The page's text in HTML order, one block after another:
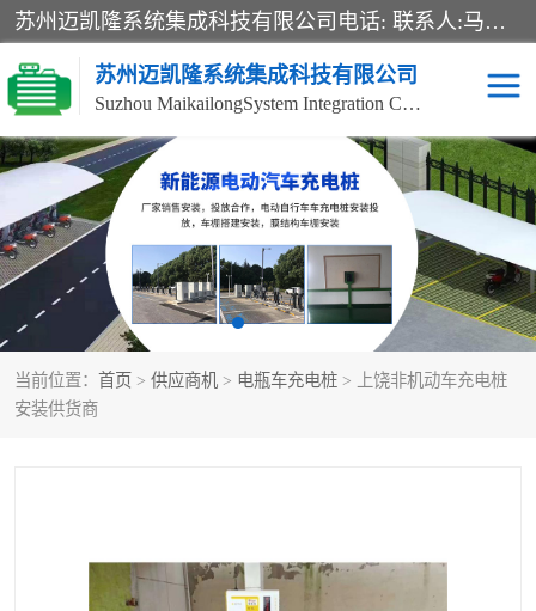
苏州迈凯隆系统集成科技有限公司电话: 联系人:马杰森 销售安装视频监控、报警系统、电话交换机、门禁考勤、巡更系统、呼叫对讲系统、停车场道闸、智能家居、广播系统、综合布线、办公设备、电子商务软件、网络工程、酒店门锁系列 系统集成、VOD视频点播、LED显示屏、节能产品、USP电源、收银机等弱电及智能化项目。
苏州迈凯隆系统集成科技有限公司
Suzhou MaikailongSystem Integration Co., Ltd.
当前位置： 首页 > 供应商机 > 电瓶车充电桩 > 上饶非机动车充电桩
安装供货商
非机动车充电桩 电瓶车充电桩
电动自行车充电桩 两轮电动车充电桩
充电桩